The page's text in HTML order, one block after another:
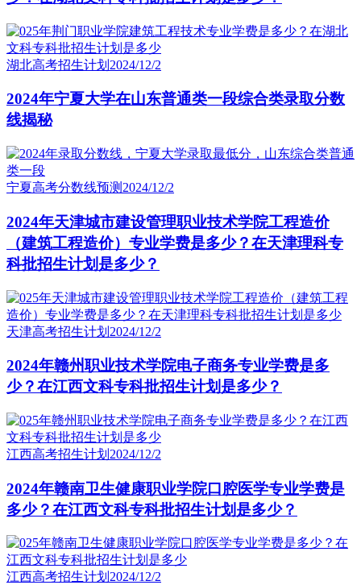
湖北高考招生计划 2024/12/2
2024年宁夏大学在山东普通类一段综合类录取分数
线揭秘
宁夏高考分数线预测 2024/12/2
2024年天津城市建设管理职业技术学院工程造价
（建筑工程造价）专业学费是多少？在天津理科专
科批招生计划是多少？
天津高考招生计划 2024/12/2
2024年赣州职业技术学院电子商务专业学费是多
少？在江西文科专科批招生计划是多少？
江西高考招生计划 2024/12/2
2024年赣南卫生健康职业学院口腔医学专业学费是
多少？在江西文科专科批招生计划是多少？
江西高考招生计划 2024/12/2